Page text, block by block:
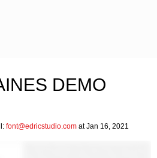
DEMO
font@edricstudio.com at Jan 16, 2021